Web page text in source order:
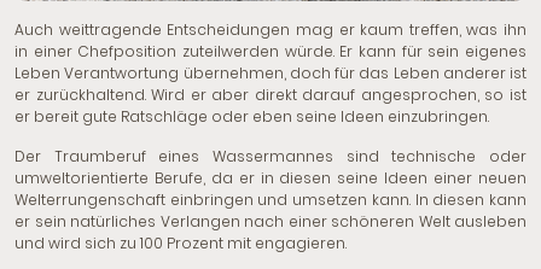
Auch weittragende Entscheidungen mag er kaum treffen, was ihn
in einer Chefposition zuteilwerden würde. Er kann für sein eigenes
Leben Verantwortung übernehmen, doch für das Leben anderer ist
er zurückhaltend. Wird er aber direkt darauf angesprochen, so ist
er bereit gute Ratschläge oder eben seine Ideen einzubringen.
Der Traumberuf eines Wassermannes sind technische oder
umweltorientierte Berufe, da er in diesen seine Ideen einer neuen
Welterrungenschaft einbringen und umsetzen kann. In diesen kann
er sein natürliches Verlangen nach einer schöneren Welt ausleben
und wird sich zu 100 Prozent mit engagieren.